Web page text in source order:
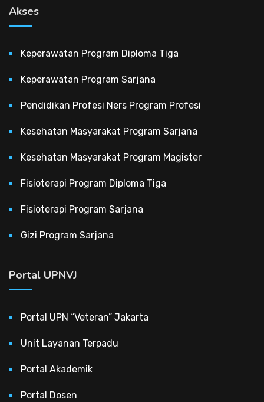
Akses
Keperawatan Program Diploma Tiga
Keperawatan Program Sarjana
Pendidikan Profesi Ners Program Profesi
Kesehatan Masyarakat Program Sarjana
Kesehatan Masyarakat Program Magister
Fisioterapi Program Diploma Tiga
Fisioterapi Program Sarjana
Gizi Program Sarjana
Portal UPNVJ
Portal UPN “Veteran” Jakarta
Unit Layanan Terpadu
Portal Akademik
Portal Dosen